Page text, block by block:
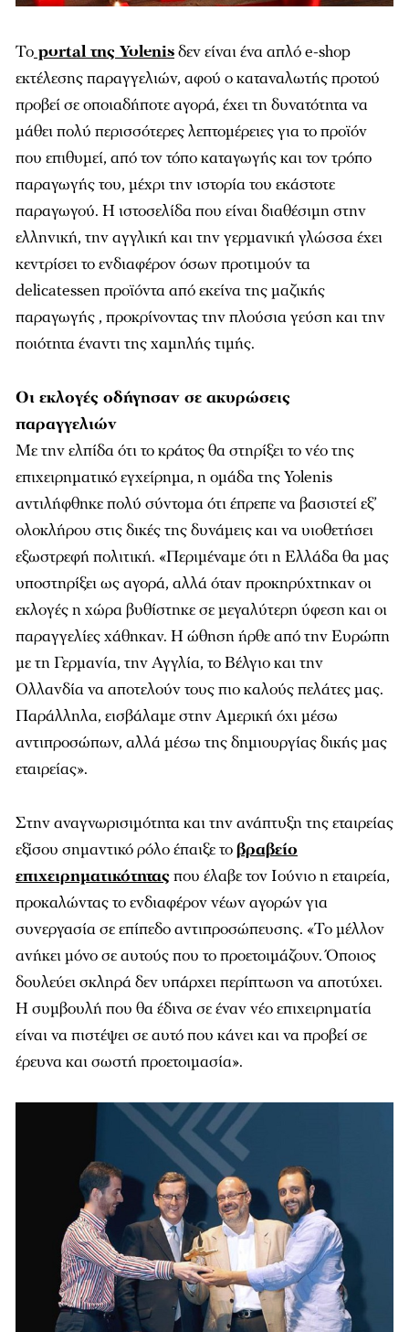
Το portal της Yolenisδεν είναι ένα απλό e-shop
εκτέλεσης παραγγελιών, αφού ο καταναλωτής προτού
προβεί σε οποιαδήποτε αγορά, έχει τη δυνατότητα να
μάθει πολύ περισσότερες λεπτομέρειες για το προϊόν
που επιθυμεί, από τον τόπο καταγωγής και τον τρόπο
παραγωγής του, μέχρι την ιστορία του εκάστοτε
παραγωγού. Η ιστοσελίδα που είναι διαθέσιμη στην
ελληνική, την αγγλική και την γερμανική γλώσσα έχει
κεντρίσει το ενδιαφέρον όσων προτιμούν τα
delicatessen προϊόντα από εκείνα της μαζικής
παραγωγής , προκρίνοντας την πλούσια γεύση και την
ποιότητα έναντι της χαμηλής τιμής.
Οι εκλογές οδήγησαν σε ακυρώσεις
παραγγελιών
Με την ελπίδα ότι το κράτος θα στηρίξει το νέο της
επιχειρηματικό εγχείρημα, η ομάδα της Yolenis
αντιλήφθηκε πολύ σύντομα ότι έπρεπε να βασιστεί εξ’
ολοκλήρου στις δικές της δυνάμεις και να υιοθετήσει
εξωστρεφή πολιτική. «Περιμέναμε ότι η Ελλάδα θα μας
υποστηρίξει ως αγορά, αλλά όταν προκηρύχτηκαν οι
εκλογές η χώρα βυθίστηκε σε μεγαλύτερη ύφεση και οι
παραγγελίες χάθηκαν. Η ώθηση ήρθε από την Ευρώπη
με τη Γερμανία, την Αγγλία, το Βέλγιο και την
Ολλανδία να αποτελούν τους πιο καλούς πελάτες μας.
Παράλληλα, εισβάλαμε στην Αμερική όχι μέσω
αντιπροσώπων, αλλά μέσω της δημιουργίας δικής μας
εταιρείας».
Στην αναγνωρισιμότητα και την ανάπτυξη της εταιρείας
εξίσου σημαντικό ρόλο έπαιξε τοβραβείο
επιχειρηματικότηταςπου έλαβε τον Ιούνιο η εταιρεία,
προκαλώντας το ενδιαφέρον νέων αγορών για
συνεργασία σε επίπεδο αντιπροσώπευσης. «Το μέλλον
ανήκει μόνο σε αυτούς που το προετοιμάζουν. Όποιος
δουλεύει σκληρά δεν υπάρχει περίπτωση να αποτύχει.
Η συμβουλή που θα έδινα σε έναν νέο επιχειρηματία
είναι να πιστέψει σε αυτό που κάνει και να προβεί σε
έρευνα και σωστή προετοιμασία».